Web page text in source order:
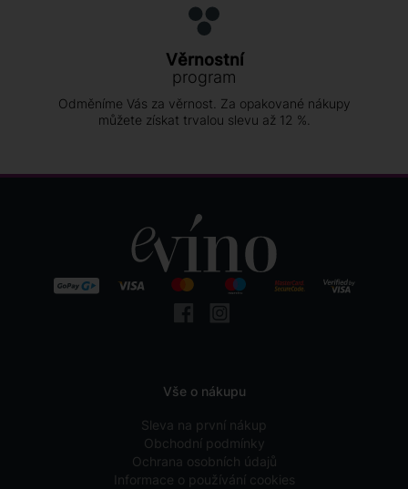
Věrnostní
program
Odměníme Vás za věrnost. Za opakované nákupy
můžete získat trvalou slevu až 12 %.
Vše o nákupu
Sleva na první nákup
Obchodní podmínky
Ochrana osobních údajů
Informace o používání cookies